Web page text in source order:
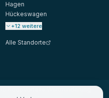
Hagen
Hückeswagen
+12 weitere
Alle Standorte